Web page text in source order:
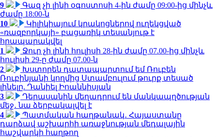
9
Գազ չի լինի օգոստոսի 4-ին ժամը 09:00-ից մինչև
ժամը 18:00-ն
10
Կիլիկիայում կրակոցներով ուղեկցված
«ռազբորկայի» բացառիկ տեսանյութ է
հրապարակվել
1
Ջուր չի լինի հուլիսի 28-ին ժամը 07.00-ից մինչև
հուլիսի 29-ը ժամը 07.00-ն
2
Խստորեն դատապարտում եմ Ռուբեն
Ռուբինյանի կողմից Ստամբուլում թուրք տեսած
լինելը. Դանիել Իոաննիսյան
3
Դերասանին մեղադրում են մանկապղծության
մեջ․ նա ձերբակալվել է
4
Պատմական հաղթանակ․ Հայաստանը
դարձավ աշխարհի առաջնության մեդալային
հաշվարկի հաղթող